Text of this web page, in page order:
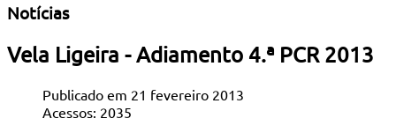
Notícias
Vela Ligeira - Adiamento 4.ª PCR 2013
Publicado em 21 fevereiro 2013
Acessos: 2035